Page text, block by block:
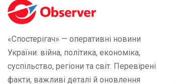
«Спостерігач» — оперативні новини
України: війна, політика, економіка,
суспільство, регіони та світ. Перевірені
факти, важливі деталі й оновлення